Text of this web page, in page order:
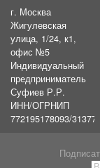
г. Москва
Жигулевская
улица, 1/24, к1,
офис №5
Индивидуальный
предприниматель
Суфиев Р.Р.
ИНН/ОГРНИП
772195178093/